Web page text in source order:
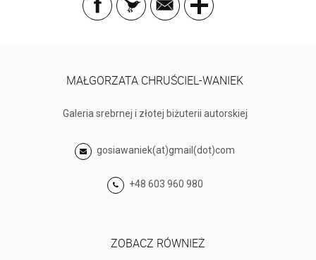
MAŁGORZATA CHRUŚCIEL-WANIEK
Galeria srebrnej i złotej biżuterii autorskiej
gosiawaniek(at)gmail(dot)com
+48 603 960 980
ZOBACZ RÓWNIEŻ